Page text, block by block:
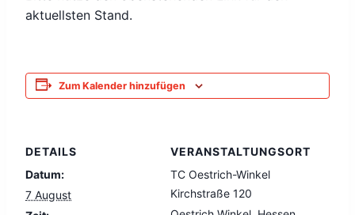
aktuellsten Stand.
Zum Kalender hinzufügen
DETAILS
Datum:
7 August
VERANSTALTUNGSORT
TC Oestrich-Winkel
Kirchstraße 120